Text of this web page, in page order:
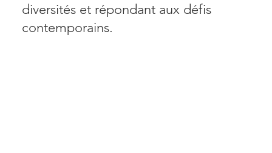
diversités et répondant aux défis
contemporains.